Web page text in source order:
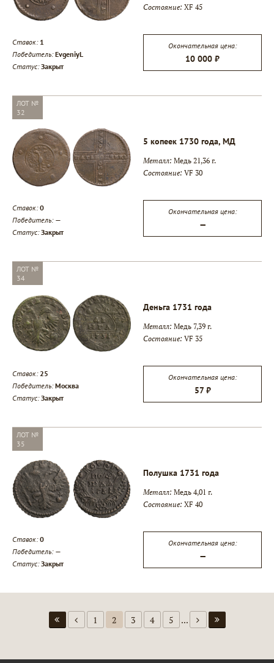
Состояние: XF 45
Ставок: 1
Победитель: EvgeniyL
Статус:Закрыт
Окончательная цена:
10 000 ₽
ЛОТ №
32
5 копеек 1730 года, МД
Металл: Медь 21,36 г.
Состояние: VF 30
Ставок:0
Победитель: —
Статус:Закрыт
Окончательная цена:
—
ЛОТ №
34
Деньга 1731 года
Металл: Медь 7,39 г.
Состояние: VF 35
Ставок:25
Победитель: Москва
Статус:Закрыт
Окончательная цена:
57 ₽
ЛОТ №
35
Полушка 1731 года
Металл: Медь 4,01 г.
Состояние: XF 40
Ставок:0
Победитель: —
Статус:Закрыт
Окончательная цена:
—
1 2 3 4 5 ...